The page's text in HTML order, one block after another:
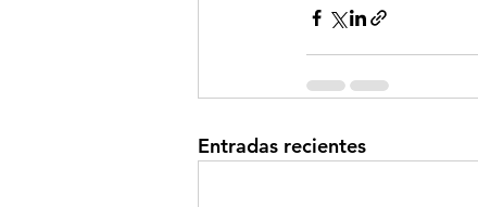
Entradas recientes